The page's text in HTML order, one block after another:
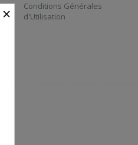
Conditions Générales
d'Utilisation
×